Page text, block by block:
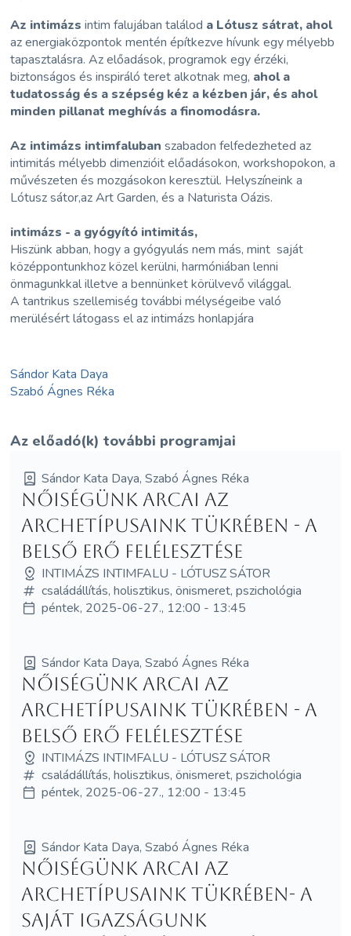
Az intimázsintim falujában találod a Lótusz sátrat, ahol
az energiaközpontok mentén építkezve hívunk egy mélyebb
tapasztalásra. Az előadások, programok egy érzéki,
biztonságos és inspiráló teret alkotnak meg, ahol a
tudatosság és a szépség kéz a kézben jár, és ahol
minden pillanat meghívás a finomodásra.
Az intimázs intimfaluban szabadon felfedezheted az
intimitás mélyebb dimenzióit előadásokon, workshopokon, a
művészeten és mozgásokon keresztül. Helyszíneink a
Lótusz sátor,az Art Garden, és a Naturista Oázis.
intimázs - a gyógyító intimitás,
Hiszünk abban, hogy a gyógyulás nem más, mint saját
középpontunkhoz közel kerülni, harmóniában lenni
önmagunkkal illetve a bennünket körülvevő világgal.
A tantrikus szellemiség további mélységeibe való
merülésért látogass el az intimázs honlapjára
Sándor Kata Daya
Szabó Ágnes Réka
Az előadó(k) további programjai
Sándor Kata Daya, Szabó Ágnes Réka
Nőiségünk arcai az
archetípusaink tükrében - A
belső erő felélesztése
INTIMÁZS INTIMFALU - LÓTUSZ SÁTOR
családállítás, holisztikus, önismeret, pszichológia
péntek, 2025-06-27., 12:00 - 13:45
Sándor Kata Daya, Szabó Ágnes Réka
Nőiségünk arcai az
archetípusaink tükrében - A
belső erő felélesztése
INTIMÁZS INTIMFALU - LÓTUSZ SÁTOR
családállítás, holisztikus, önismeret, pszichológia
péntek, 2025-06-27., 12:00 - 13:45
Sándor Kata Daya, Szabó Ágnes Réka
Nőiségünk arcai az
archetípusaink tükrében- A
saját igazságunk